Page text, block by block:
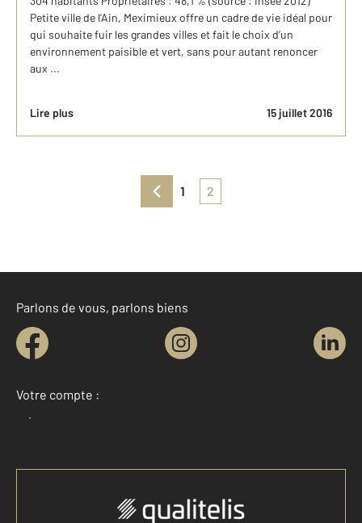
Petite ville de l’Ain, Meximieux offre un cadre de vie idéal pour
qui souhaite fuir les grandes villes et fait le choix d’un
environnement paisible et vert, sans pour autant renoncer
aux ...
Lire plus 15 juillet 2016
1 2
Parlons de vous, parlons biens
Votre compte :